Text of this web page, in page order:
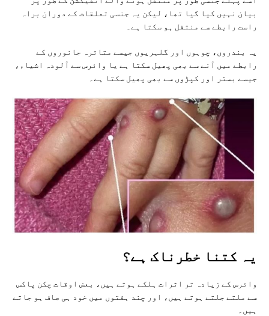
بیان نہیں کیا گیا تھا، لیکن یہ جنسی تعلقات کے دوران براہ
راست رابطے سے منتقل ہو سکتا ہے۔
یہ بندروں، چوہوں اور گلہریوں جیسے متاثرہ جانوروں کے
رابطے میں آنے سے بھی پھیل سکتا ہے یا وائرس سے آلودہ اشیاء،
جیسے بستر اور کپڑوں سے بھی پھیل سکتا ہے۔
یہ کتنا خطرناک ہے؟
وائرس کے زیادہ تر اثرات ہلکے ہوتے ہیں، بعض اوقات چکن پاکس
سے ملتے جلتے ہوتے ہیں، اور چند ہفتوں میں خود ہی صاف ہو جاتے
ہیں۔